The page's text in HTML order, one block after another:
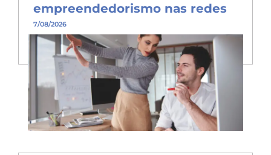
empreendedorismo nas redes
7/08/2026